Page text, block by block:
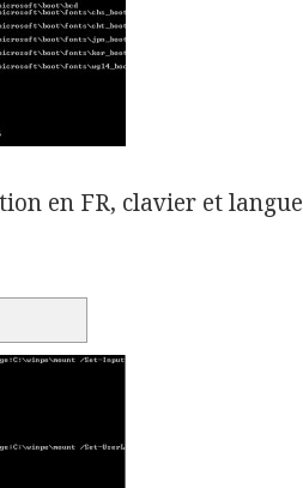
en FR, clavier et langue